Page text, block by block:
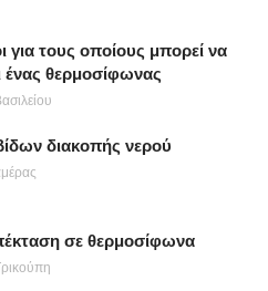
για τους οποίους μπορεί να
ένας θερμοσίφωνας
διακοπής νερού
σε θερμοσίφωνα